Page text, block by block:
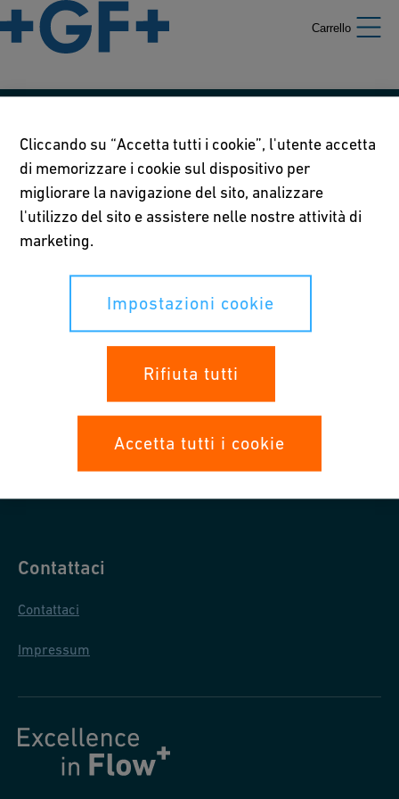
Carrello
Termini di utilizzo
Informativa sulla privacy
Impostazioni cookie
I tuoi diritti
Condizioni generali di acquisto
Contattaci
Contattaci
Impressum
Cliccando su “Accetta tutti i cookie”, l'utente accetta
di memorizzare i cookie sul dispositivo per
migliorare la navigazione del sito, analizzare
l'utilizzo del sito e assistere nelle nostre attività di
marketing.
Impostazioni cookie
Rifiuta tutti
Accetta tutti i cookie